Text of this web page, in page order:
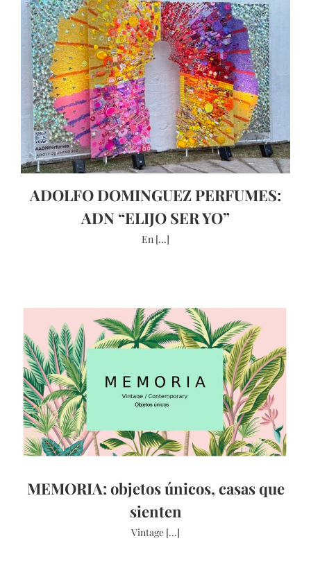
ADOLFO DOMINGUEZ PERFUMES:
ADN “ELIJO SER YO”
En [...]
MEMORIA: objetos únicos, casas que
sienten
Vintage [...]